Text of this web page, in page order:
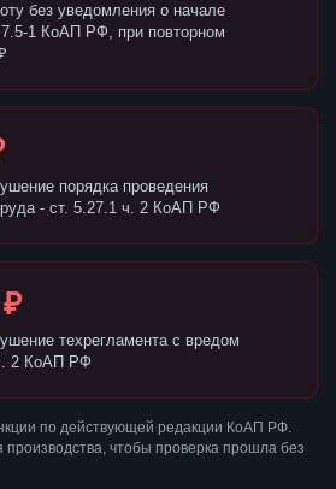
без уведомления о начале
1 КоАП РФ, при повторном
порядка проведения
- ст. 5.27.1 ч. 2 КоАП РФ
техрегламента с вредом
2 КоАП РФ
по действующей редакции КоАП РФ.
производства, чтобы проверка прошла без